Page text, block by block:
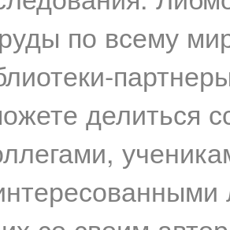
по всему
делиться